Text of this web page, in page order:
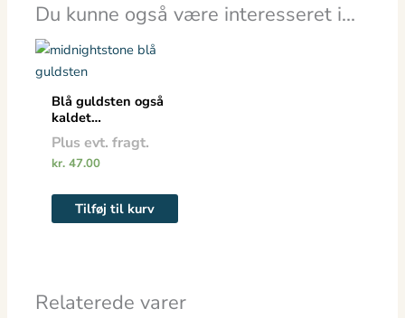
Du kunne også være interesseret i…
Blå guldsten også
kaldet
midnightstone
Plus evt. fragt.
kr.47.00
Tilføj til kurv
Relaterede varer